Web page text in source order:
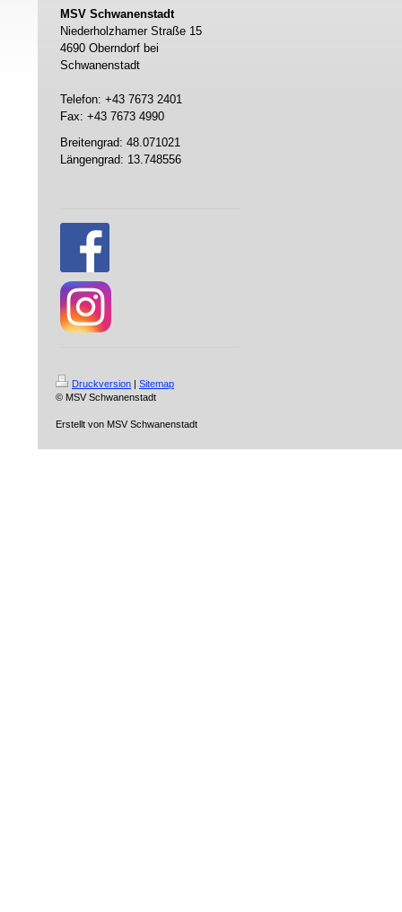
MSV Schwanenstadt
Niederholzhamer Straße 15
4690 Oberndorf bei
Schwanenstadt
Telefon: +43 7673 2401
Fax: +43 7673 4990
Breitengrad: 48.071021
Längengrad: 13.748556
Druckversion | Sitemap
© MSV Schwanenstadt
Erstellt von MSV Schwanenstadt